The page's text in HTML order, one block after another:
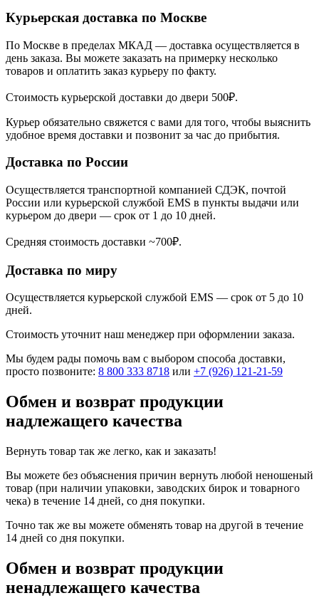
Курьерская доставка по Москве
По Москве в пределах МКАД — доставка осуществляется в
день заказа. Вы можете заказать на примерку несколько
товаров и оплатить заказ курьеру по факту.
Стоимость курьерской доставки до двери 500₽.
Курьер обязательно свяжется с вами для того, чтобы выяснить
удобное время доставки и позвонит за час до прибытия.
Доставка по России
Осуществляется транспортной компанией СДЭК, почтой
России или курьерской службой EMS в пункты выдачи или
курьером до двери — срок от 1 до 10 дней.
Средняя стоимость доставки ~700₽.
Доставка по миру
Осуществляется курьерской службой EMS — срок от 5 до 10
дней.
Стоимость уточнит наш менеджер при оформлении заказа.
Мы будем рады помочь вам с выбором способа доставки,
просто позвоните: 8 800 333 8718 или +7 (926) 121-21-59
Обмен и возврат продукции
надлежащего качества
Вернуть товар так же легко, как и заказать!
Вы можете без объяснения причин вернуть любой неношеный
товар (при наличии упаковки, заводских бирок и товарного
чека) в течение 14 дней, со дня покупки.
Точно так же вы можете обменять товар на другой в течение
14 дней со дня покупки.
Обмен и возврат продукции
ненадлежащего качества